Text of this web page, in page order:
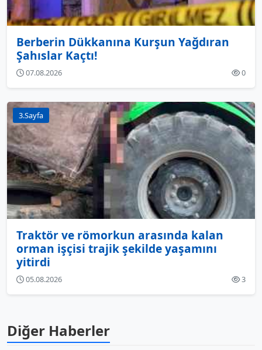
Berberin Dükkanına Kurşun Yağdıran
Şahıslar Kaçtı!
07.08.2026 0
3.Sayfa
Traktör ve römorkun arasında kalan
orman işçisi trajik şekilde yaşamını
yitirdi
05.08.2026 3
Diğer Haberler